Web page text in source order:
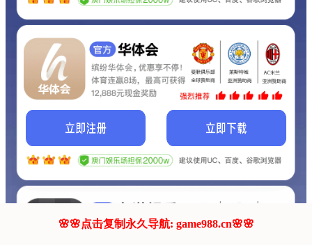
联系我们!